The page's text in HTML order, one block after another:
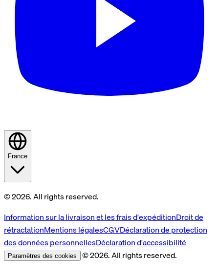
France
© 2026. All rights reserved.
Information sur la livraison et les frais d'expéditionDroit de
rétractationMentions légalesCGVDéclaration de protection
des données personnellesDéclaration d'accessibilité
Paramètres des cookies © 2026. All rights reserved.